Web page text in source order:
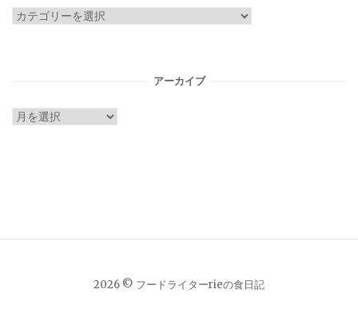
カ
アーカイブ
ア
2026 © フードライターrieの食日記